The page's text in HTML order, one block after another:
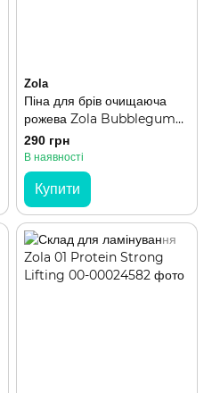
Zola
Піна для брів очищаюча
рожева Zola Bubblegum
Brow Cleansin 150 мл
290 грн
В наявності
Купити